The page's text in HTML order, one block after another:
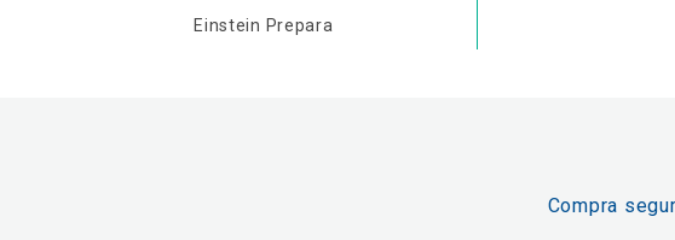
Einstein Prepara
Compra